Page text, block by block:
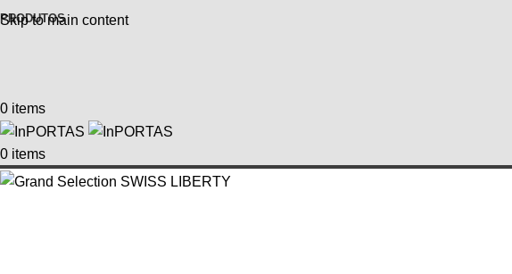
Skip to main content
PRODUTOS
0 items
0 items